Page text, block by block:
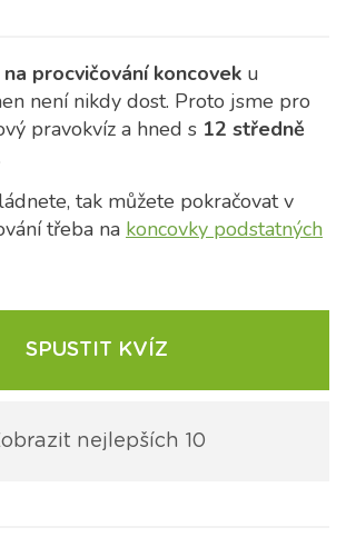
procvičování koncovek u
není nikdy dost. Proto jsme pro
pravokvíz a hned s 12 středně
tak můžete pokračovat v
třeba na koncovky podstatných
SPUSTIT KVÍZ
nejlepších 10